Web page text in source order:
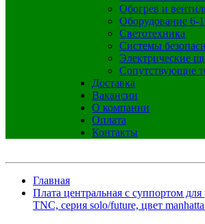
Обогрев и
Оборудование 6-
Светотехника
Системы
Электрические
Сопутствующие
Доставка
Вакансии
О компании
Оплата
Контакты
Главная
Плата центральная с суппортом
TNC, серия solo/future, цвет